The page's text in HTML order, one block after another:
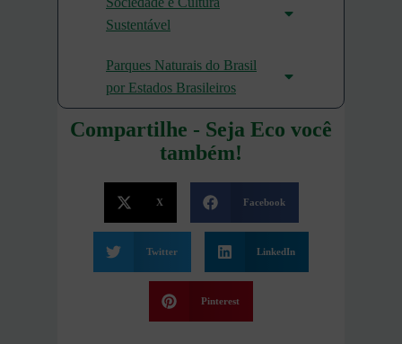
Sustentável
Parques Naturais do Brasil
por Estados Brasileiros
Compartilhe - Seja Eco você
também!
X Facebook
Twitter LinkedIn
Pinterest